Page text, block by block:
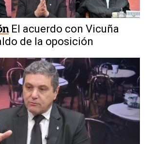
El acuerdo con Vicuña
de la oposición